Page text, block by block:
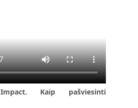
Kaip pašviesinti